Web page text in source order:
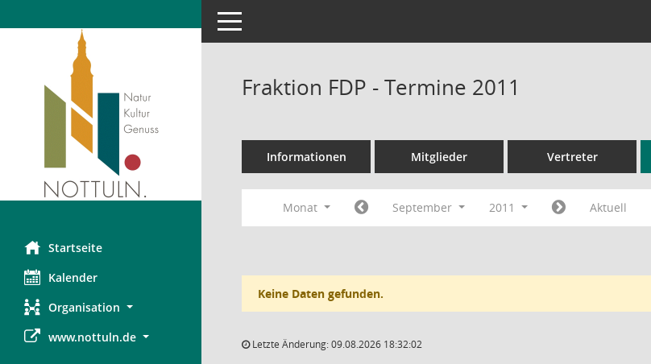
Startseite
Kalender
Organisation
www.nottuln.de
Toggle navigation
Fraktion FDP - Termine 2011
Informationen Mitglieder Vertreter
Monat September 2011 Aktuell
Keine Daten gefunden.
Letzte Änderung: 09.08.2026 18:32:02